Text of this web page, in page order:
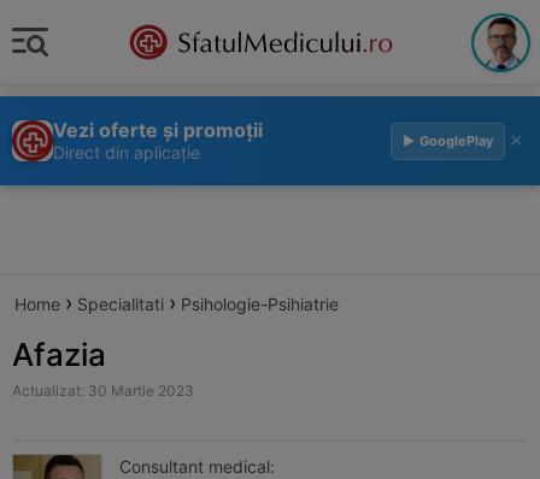
Vezi oferte și promoții
Direct din aplicație
▶ GooglePlay ×
Home › Specialitati › Psihologie-Psihiatrie
Afazia
Actualizat: 30 Martie 2023
Consultant medical: